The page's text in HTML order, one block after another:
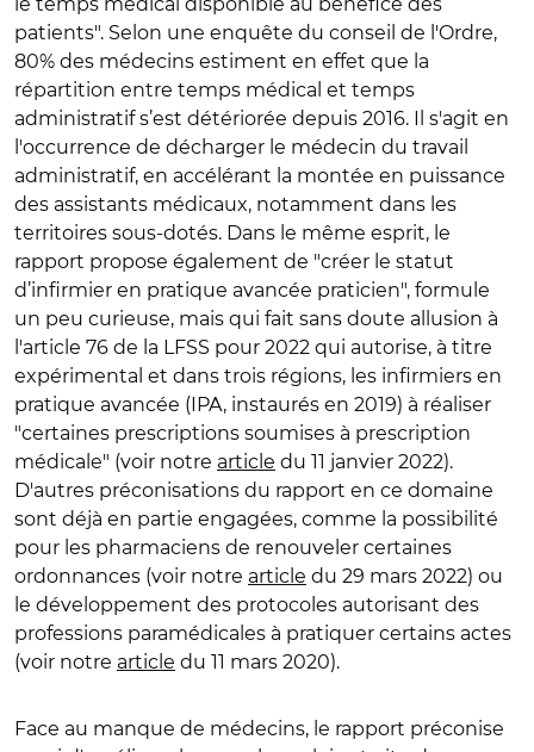
patients". Selon une enquête du conseil de l'Ordre,
80% des médecins estiment en effet que la
répartition entre temps médical et temps
administratif s’est détériorée depuis 2016. Il s'agit en
l'occurrence de décharger le médecin du travail
administratif, en accélérant la montée en puissance
des assistants médicaux, notamment dans les
territoires sous-dotés. Dans le même esprit, le
rapport propose également de "créer le statut
d’infirmier en pratique avancée praticien", formule
un peu curieuse, mais qui fait sans doute allusion à
l'article 76 de la LFSS pour 2022 qui autorise, à titre
expérimental et dans trois régions, les infirmiers en
pratique avancée (IPA, instaurés en 2019) à réaliser
"certaines prescriptions soumises à prescription
médicale" (voir notre article du 11 janvier 2022).
D'autres préconisations du rapport en ce domaine
sont déjà en partie engagées, comme la possibilité
pour les pharmaciens de renouveler certaines
ordonnances (voir notre article du 29 mars 2022) ou
le développement des protocoles autorisant des
professions paramédicales à pratiquer certains actes
(voir notre article du 11 mars 2020).
Face au manque de médecins, le rapport préconise